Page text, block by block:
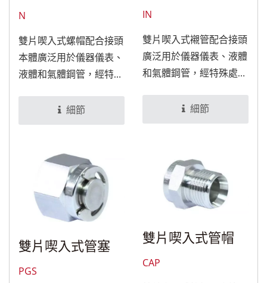
N
雙片喫入式螺帽配合接頭
本體廣泛用於儀器儀表、
液體和氣體鋼管，經特殊
醫療設備。 細節
IN
雙片喫入式襯管配合接頭
廣泛用於儀器儀表、液體
和氣體鋼管，經特殊處理
細節
雙片喫入式管塞
PGS
雙片喫入式管帽
CAP